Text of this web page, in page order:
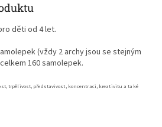
děti od 4 let.
(vždy 2 archy jsou se stejným
160 samolepek.
trpělivost, představivost, koncentraci, kreativitu a také